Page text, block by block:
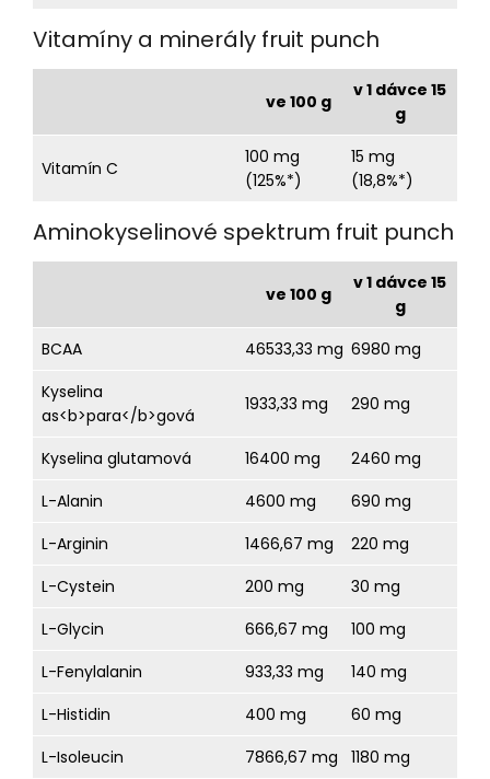
Vitamíny a minerály fruit punch
ve 100 g
v 1 dávce 15
g
Vitamín C
100 mg
(125%*)
15 mg
(18,8%*)
Aminokyselinové spektrum fruit punch
ve 100 g
v 1 dávce 15
g
BCAA
46533,33 mg 6980 mg
Kyselina
as<b>para</b>gová
1933,33 mg 290 mg
Kyselina glutamová 16400 mg
2460 mg
L-Alanin
4600 mg
690 mg
L-Arginin
1466,67 mg
220 mg
L-Cystein
200 mg
30 mg
L-Glycin
666,67 mg
100 mg
L-Fenylalanin
933,33 mg
140 mg
L-Histidin
400 mg
60 mg
L-Isoleucin
7866,67 mg
1180 mg